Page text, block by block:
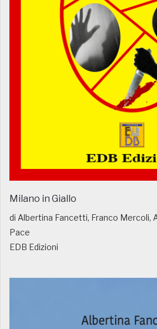
Milano in Giallo
di Albertina Fancetti, Franco Mercoli,
Pace
EDB Edizioni